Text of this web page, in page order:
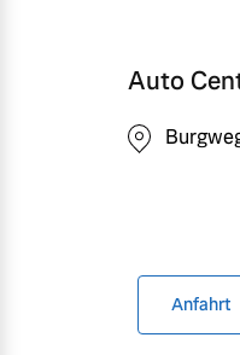
Auto
Anfahrt